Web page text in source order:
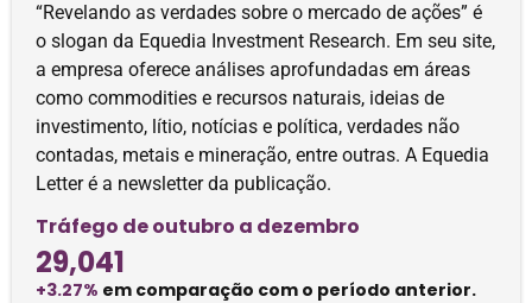
“Revelando as verdades sobre o mercado de ações” é
o slogan da Equedia Investment Research. Em seu site,
a empresa oferece análises aprofundadas em áreas
como commodities e recursos naturais, ideias de
investimento, lítio, notícias e política, verdades não
contadas, metais e mineração, entre outras. A Equedia
Letter é a newsletter da publicação.
Tráfego de outubro a dezembro
29,041
+3.27% em comparação com o período anterior.